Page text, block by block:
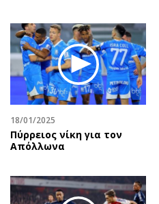
18/01/2025
Πύρρειος νίκη για τον
Απόλλωνα